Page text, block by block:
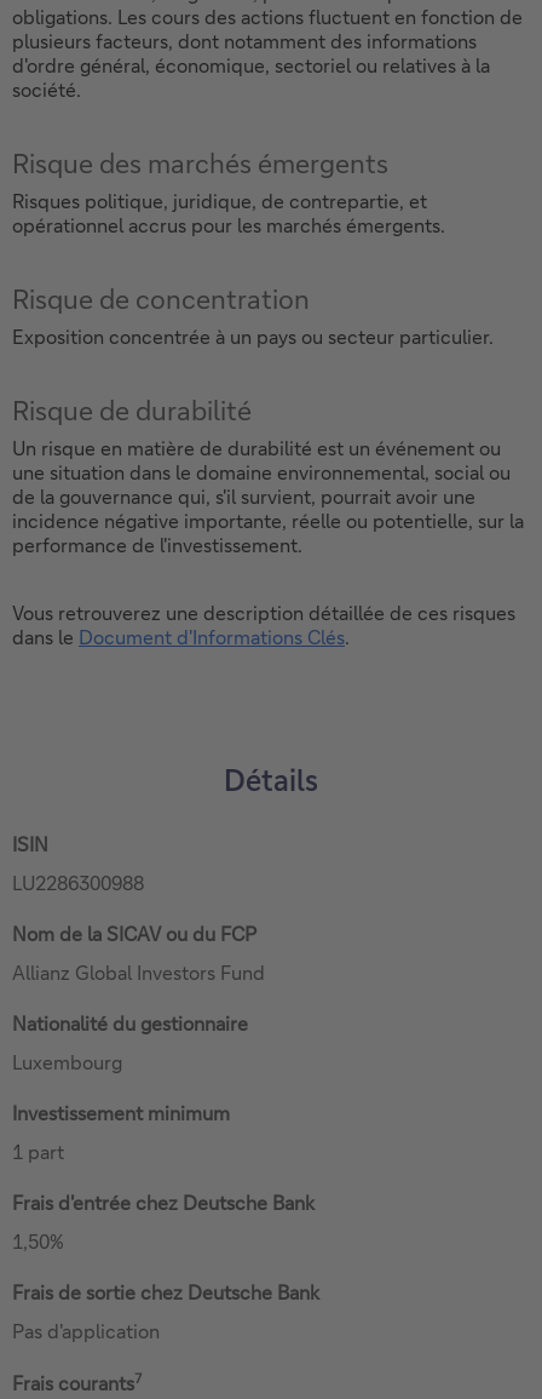
obligations. Les cours des actions fluctuent en fonction de
plusieurs facteurs, dont notamment des informations
d'ordre général, économique, sectoriel ou relatives à la
société.
Risque des marchés émergents
Risques politique, juridique, de contrepartie, et
opérationnel accrus pour les marchés émergents.
Risque de concentration
Exposition concentrée à un pays ou secteur particulier.
Risque de durabilité
Un risque en matière de durabilité est un événement ou
une situation dans le domaine environnemental, social ou
de la gouvernance qui, s'il survient, pourrait avoir une
incidence négative importante, réelle ou potentielle, sur la
performance de l'investissement.
Vous retrouverez une description détaillée de ces risques
dans le Document d'Informations Clés.
Détails
ISIN
LU2286300988
Nom de la SICAV ou du FCP
Allianz Global Investors Fund
Nationalité du gestionnaire
Luxembourg
Investissement minimum
1 part
Frais d'entrée chez Deutsche Bank
1,50%
Frais de sortie chez Deutsche Bank
Pas d'application
Frais courants7